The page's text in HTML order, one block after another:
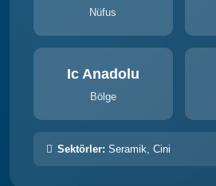
Nüfus
Ic Anadolu
Bölge
Sektörler: Seramik, Cini